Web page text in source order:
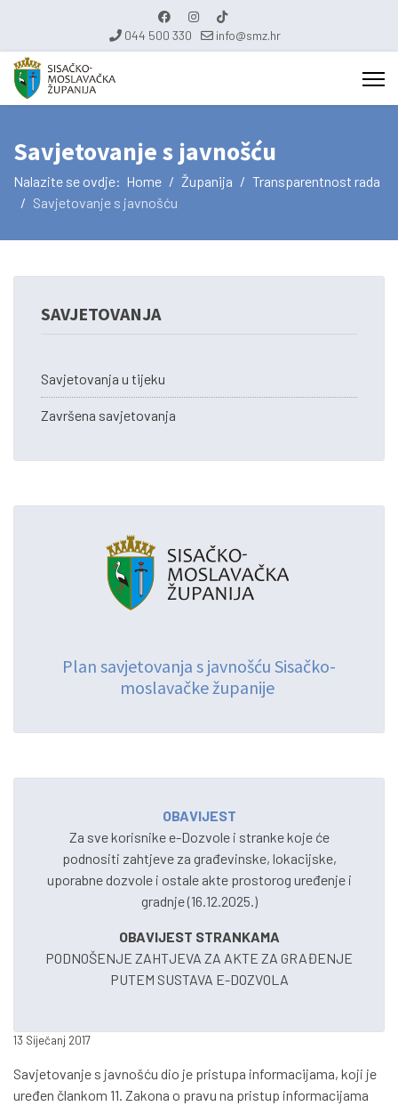
044 500 330 info@smz.hr
Savjetovanje s javnošću
Nalazite se ovdje: Home Županija
Transparentnost rada
Savjetovanje s javnošću
SAVJETOVANJA
Savjetovanja u tijeku
Završena savjetovanja
Plan savjetovanja s javnošću Sisačko-
moslavačke županije
OBAVIJEST
Za sve korisnike e-Dozvole i stranke koje će
podnositi zahtjeve za građevinske, lokacijske,
uporabne dozvole i ostale akte prostorog uređenje i
gradnje (16.12.2025.)
OBAVIJEST STRANKAMA
PODNOŠENJE ZAHTJEVA ZA AKTE ZA GRAĐENJE
PUTEM SUSTAVA E-DOZVOLA
13 Siječanj 2017
Savjetovanje s javnošću dio je pristupa informacijama, koji je
uređen člankom 11. Zakona o pravu na pristup informacijama